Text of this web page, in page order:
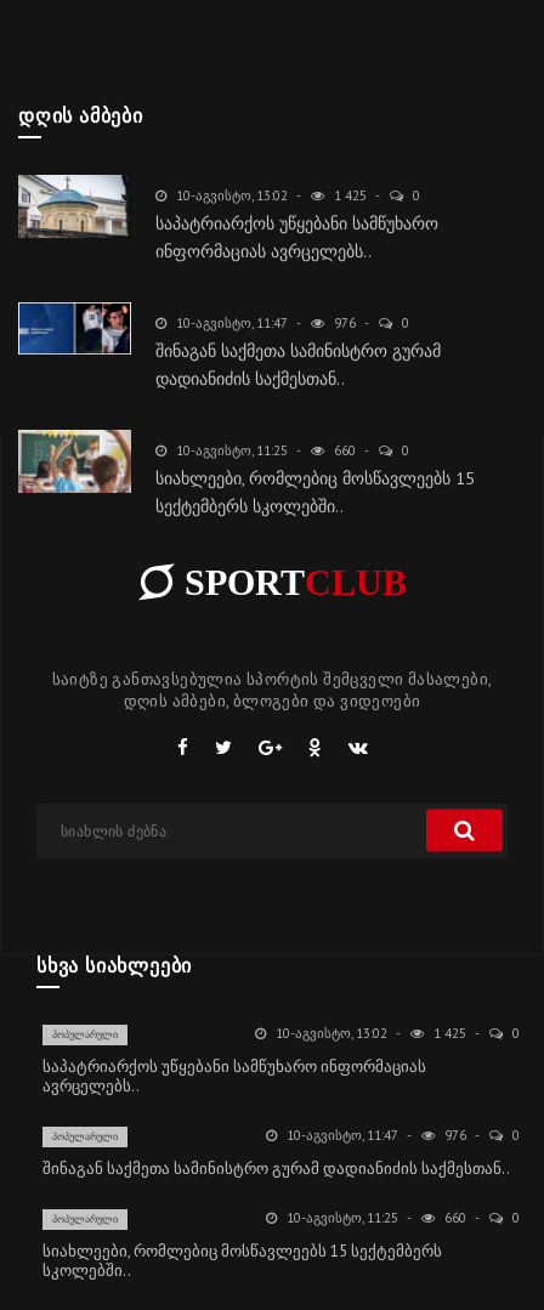
ᲓᲦᲘᲡ ᲐᲛᲑᲔᲑᲘ
10-ᲐᲒᲕᲘᲡᲢᲝ, 13:02 1 425 0
საპატრიარქოს უწყებანი სამწუხარო
ინფორმაციას ავრცელებს..
10-ᲐᲒᲕᲘᲡᲢᲝ, 11:47 976 0
შინაგან საქმეთა სამინისტრო გურამ
დადიანიძის საქმესთან..
10-ᲐᲒᲕᲘᲡᲢᲝ, 11:25 660 0
სიახლეები, რომლებიც მოსწავლეებს 15
სექტემბერს სკოლებში..
SPORTCLUB
საიტზე განთავსებულია სპორტის შემცველი მასალები,
დღის ამბები, ბლოგები და ვიდეოები
ᲡᲮᲕᲐ ᲡᲘᲐᲮᲚᲔᲔᲑᲘ
ᲞᲝᲞᲣᲚᲐᲠᲣᲚᲘ 10-ᲐᲒᲕᲘᲡᲢᲝ, 13:02 1 425 0
საპატრიარქოს უწყებანი სამწუხარო ინფორმაციას
ავრცელებს..
ᲞᲝᲞᲣᲚᲐᲠᲣᲚᲘ 10-ᲐᲒᲕᲘᲡᲢᲝ, 11:47 976 0
შინაგან საქმეთა სამინისტრო გურამ დადიანიძის საქმესთან..
ᲞᲝᲞᲣᲚᲐᲠᲣᲚᲘ 10-ᲐᲒᲕᲘᲡᲢᲝ, 11:25 660 0
სიახლეები, რომლებიც მოსწავლეებს 15 სექტემბერს
სკოლებში..